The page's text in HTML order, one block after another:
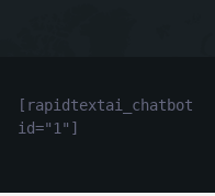
[rapidtextai_chatbot
id="1"]